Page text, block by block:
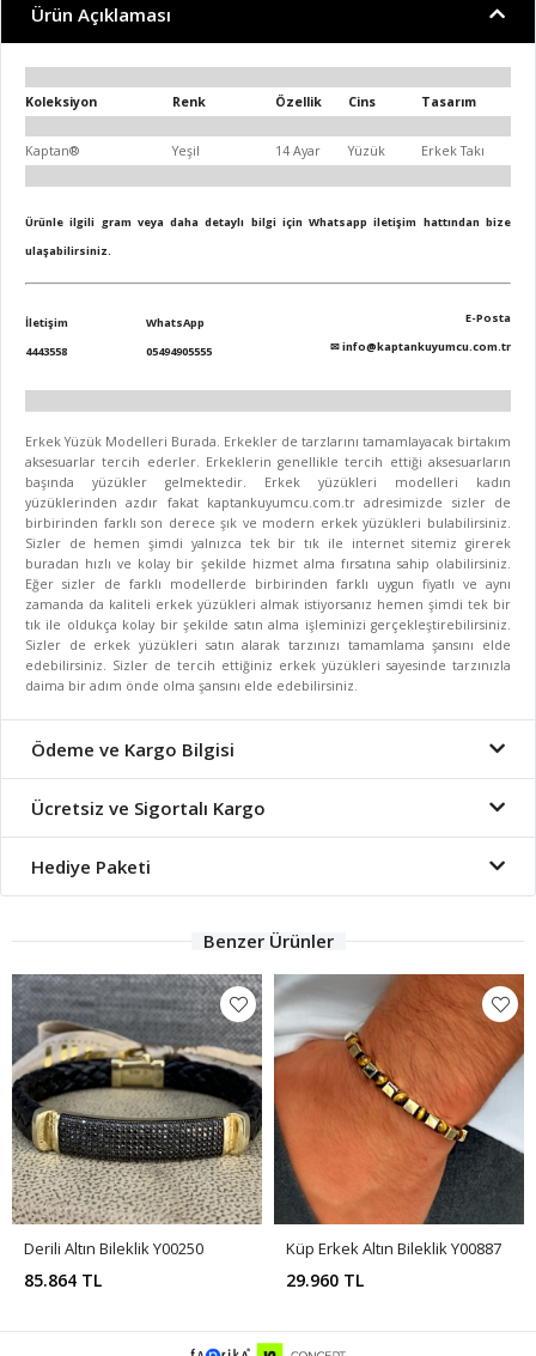
Ürün Açıklaması
Koleksiyon Renk Özellik Cins Tasarım
Kaptan® Yeşil 14 Ayar Yüzük Erkek Takı
Ürünle ilgili gram veya daha detaylı bilgi için Whatsapp iletişim hattından bize
ulaşabilirsiniz.
İletişim
4443558
WhatsApp
05494905555
E-Posta
✉info@kaptankuyumcu.com.tr
Erkek Yüzük Modelleri Burada. Erkekler de tarzlarını tamamlayacak birtakım
aksesuarlar tercih ederler. Erkeklerin genellikle tercih ettiği aksesuarların
başında yüzükler gelmektedir. Erkek yüzükleri modelleri kadın
yüzüklerinden azdır fakat kaptankuyumcu.com.tr adresimizde sizler de
birbirinden farklı son derece şık ve modern erkek yüzükleri bulabilirsiniz.
Sizler de hemen şimdi yalnızca tek bir tık ile internet sitemiz girerek
buradan hızlı ve kolay bir şekilde hizmet alma fırsatına sahip olabilirsiniz.
Eğer sizler de farklı modellerde birbirinden farklı uygun fiyatlı ve aynı
zamanda da kaliteli erkek yüzükleri almak istiyorsanız hemen şimdi tek bir
tık ile oldukça kolay bir şekilde satın alma işleminizi gerçekleştirebilirsiniz.
Sizler de erkek yüzükleri satın alarak tarzınızı tamamlama şansını elde
edebilirsiniz. Sizler de tercih ettiğiniz erkek yüzükleri sayesinde tarzınızla
daima bir adım önde olma şansını elde edebilirsiniz.
Ödeme ve Kargo Bilgisi
Ücretsiz ve Sigortalı Kargo
Hediye Paketi
Benzer Ürünler
Derili Altın Bileklik Y00250
85.864 TL
Küp Erkek Altın Bileklik Y00887
29.960 TL